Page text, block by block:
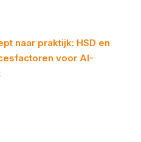
naar praktijk: HSD en
voor AI-